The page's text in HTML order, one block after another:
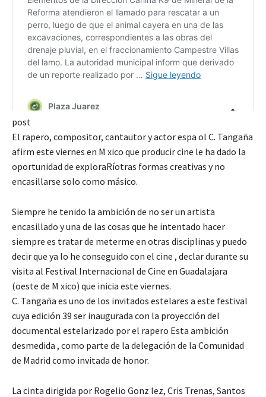
post
El rapero, compositor, cantautor y actor espa ol C. Tangaña
afirm este viernes en M xico que producir cine le ha dado la
oportunidad de exploraRíotras formas creativas y no
encasillarse solo como másico.
Siempre he tenido la ambición de no ser un artista
encasillado y una de las cosas que he intentado hacer
siempre es tratar de meterme en otras disciplinas y puedo
decir que ya lo he conseguido con el cine , declar durante su
visita al Festival Internacional de Cine en Guadalajara
(oeste de M xico) que inicia este viernes.
C. Tangaña es uno de los invitados estelares a este festival
cuya edición 39 ser inaugurada con la proyección del
documental estelarizado por el rapero Esta ambición
desmedida , como parte de la delegación de la Comunidad
de Madrid como invitada de honor.
La cinta dirigida por Rogelio Gonz lez, Cris Trenas, Santos